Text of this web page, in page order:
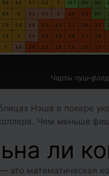
Чарты пуш-
Нэша в покере
Чем меньше
ли
это математическая